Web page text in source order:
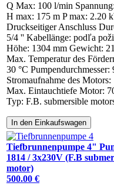
Q Max: 100 l/min
H max: 175 m P max: 2.20
Druckseitiger Anschluss
5/4 '' Kabellänge: podľa
Höhe: 1304 mm Gewicht:
Max. Temperatur des
30 °C Pumpendurchmesser:
Stromaufnahme des Motors:
Max. Eintauchtiefe Motor:
Typ: F.B. submersible
In den Einkaufswagen
Tiefbrunnenpumpe 4"
1814 / 3x230V (F.B
motor)
500.00 €